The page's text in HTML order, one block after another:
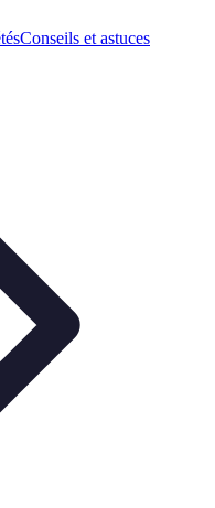
Conseils et astuces